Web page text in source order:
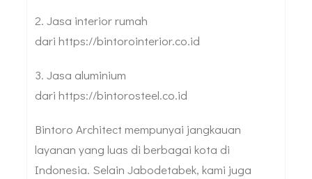
2. Jasa interior rumah
dari https://bintorointerior.co.id
3. Jasa aluminium
dari https://bintorosteel.co.id
Bintoro Architect mempunyai jangkauan
layanan yang luas di berbagai kota di
Indonesia. Selain Jabodetabek, kami juga